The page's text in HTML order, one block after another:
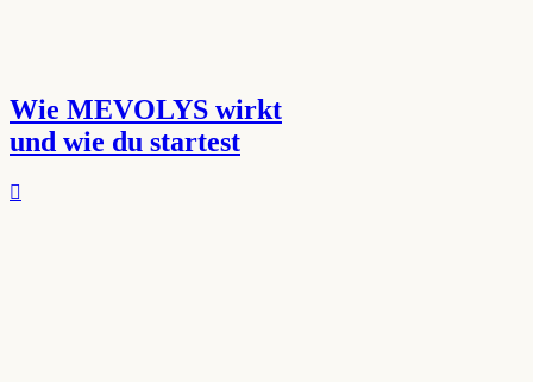
Wie MEVOLYS wirkt
und wie du startest